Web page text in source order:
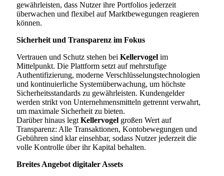
gewährleisten, dass Nutzer ihre Portfolios jederzeit
überwachen und flexibel auf Marktbewegungen reagieren
können.
Sicherheit und Transparenz im Fokus
Vertrauen und Schutz stehen bei Kellervogel im
Mittelpunkt. Die Plattform setzt auf mehrstufige
Authentifizierung, moderne Verschlüsselungstechnologien
und kontinuierliche Systemüberwachung, um höchste
Sicherheitsstandards zu gewährleisten. Kundengelder
werden strikt von Unternehmensmitteln getrennt verwahrt,
um maximale Sicherheit zu bieten.
Darüber hinaus legt Kellervogel großen Wert auf
Transparenz: Alle Transaktionen, Kontobewegungen und
Gebühren sind klar einsehbar, sodass Nutzer jederzeit die
volle Kontrolle über ihr Kapital behalten.
Breites Angebot digitaler Assets